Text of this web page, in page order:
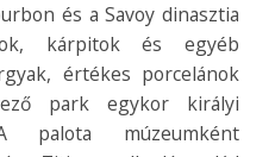
és a Savoy dinasztia
kárpitok és egyéb
értékes porcelánok
park egykor királyi
palota múzeumként